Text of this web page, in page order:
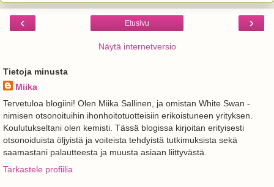
‹ ›
Etusivu
Näytä internetversio
Tietoja minusta
Miika
Tervetuloa blogiini! Olen Miika Sallinen, ja omistan White Swan -
nimisen otsonoituihin ihonhoitotuotteisiin erikoistuneen yrityksen.
Koulutukseltani olen kemisti. Tässä blogissa kirjoitan erityisesti
otsonoiduista öljyistä ja voiteista tehdyistä tutkimuksista sekä
saamastani palautteesta ja muusta asiaan liittyvästä.
Tarkastele profiilia